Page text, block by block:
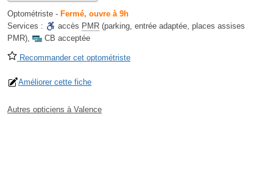
Optométriste - Fermé, ouvre à 9h
Services :
accès PMR (parking, entrée adaptée, places assises
PMR), CB acceptée
Recommander cet optométriste
Améliorer cette fiche
Autres opticiens à Valence